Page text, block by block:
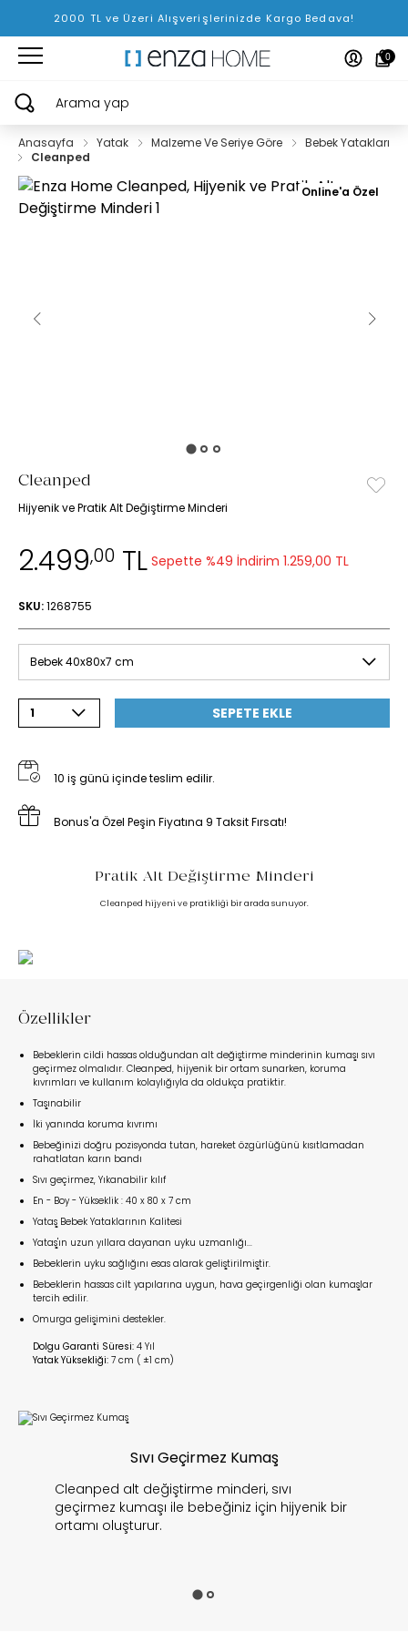
2000 TL ve Üzeri Alışverişlerinizde Kargo Bedava!
0
Arama yap
Anasayfa Yatak Malzeme Ve Seriye Göre
Bebek Yatakları
Cleanped
Online'a Özel
Cleanped
Hijyenik ve Pratik Alt Değiştirme Minderi
2.499,00 TL Sepette %49 İndirim 1.259,00 TL
SKU:1268755
Bebek 40x80x7 cm
1 SEPETE EKLE
10 iş günü içinde teslim edilir.
Bonus'a Özel Peşin Fiyatına 9 Taksit Fırsatı!
Pratik Alt Değiştirme Minderi
Cleanped hijyeni ve pratikliği bir arada sunuyor.
Özellikler
Bebeklerin cildi hassas olduğundan alt değiştirme minderinin kumaşı sıvı
geçirmez olmalıdır. Cleanped, hijyenik bir ortam sunarken, koruma
kıvrımları ve kullanım kolaylığıyla da oldukça pratiktir.
Taşınabilir
İki yanında koruma kıvrımı
Bebeğinizi doğru pozisyonda tutan, hareket özgürlüğünü kısıtlamadan
rahatlatan karın bandı
Sıvı geçirmez, Yıkanabilir kılıf
En - Boy - Yükseklik : 40 x 80 x 7 cm
Yataş Bebek Yataklarının Kalitesi
Yataş'ın uzun yıllara dayanan uyku uzmanlığı...
Bebeklerin uyku sağlığını esas alarak geliştirilmiştir.
Bebeklerin hassas cilt yapılarına uygun, hava geçirgenliği olan kumaşlar
tercih edilir.
Omurga gelişimini destekler.
Dolgu Garanti Süresi: 4 Yıl
Yatak Yüksekliği: 7 cm ( ±1 cm)
Sıvı Geçirmez Kumaş
Cleanped alt değiştirme minderi, sıvı
geçirmez kumaşı ile bebeğiniz için hijyenik bir
ortamı oluşturur.